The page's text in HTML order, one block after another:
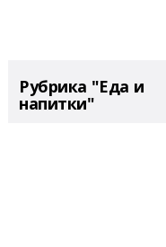
Рубрика "Еда и
напитки"